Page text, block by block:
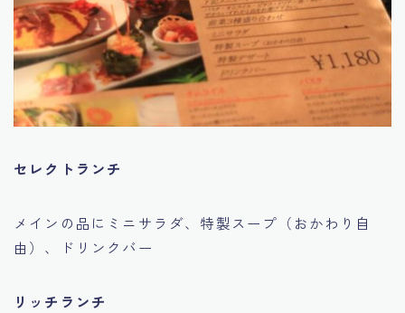
セレクトランチ
メインの品にミニサラダ、特製スープ（おかわり自
由）、ドリンクバー
リッチランチ